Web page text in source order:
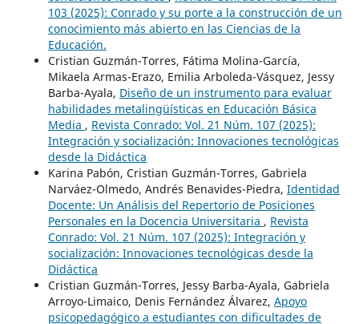
103 (2025): Conrado y su porte a la construcción de un
conocimiento más abierto en las Ciencias de la
Educación.
Cristian Guzmán-Torres, Fátima Molina-García,
Mikaela Armas-Erazo, Emilia Arboleda-Vásquez, Jessy
Barba-Ayala, Diseño de un instrumento para evaluar
habilidades metalingüísticas en Educación Básica
Media , Revista Conrado: Vol. 21 Núm. 107 (2025):
Integración y socialización: Innovaciones tecnológicas
desde la Didáctica
Karina Pabón, Cristian Guzmán-Torres, Gabriela
Narváez-Olmedo, Andrés Benavides-Piedra, Identidad
Docente: Un Análisis del Repertorio de Posiciones
Personales en la Docencia Universitaria , Revista
Conrado: Vol. 21 Núm. 107 (2025): Integración y
socialización: Innovaciones tecnológicas desde la
Didáctica
Cristian Guzmán-Torres, Jessy Barba-Ayala, Gabriela
Arroyo-Limaico, Denis Fernández Álvarez, Apoyo
psicopedagógico a estudiantes con dificultades de